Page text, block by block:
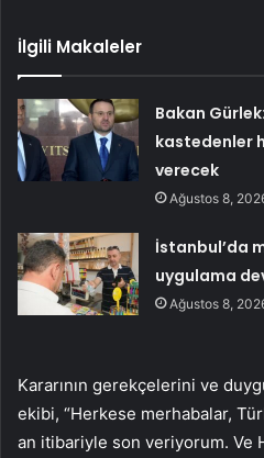
İlgili Makaleler
Bakan
kastedenler
verecek
Ağustos 8,
İstanbul’da
uygulama
Ağustos 8,
Kararının gerekçelerini ve
ekibi, “Herkese merhabalar,
an itibariyle son veriyorum. Ve